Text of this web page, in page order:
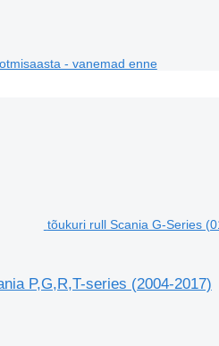
- vanemad enne
tõukuri rull Scania G-Series
P,G,R,T-series (2004-2017)